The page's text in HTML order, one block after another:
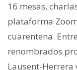
16 mesas,
plataforma
cuarentena.
renombrados
Lausent-Herrera